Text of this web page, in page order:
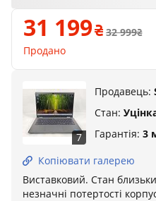
31 199
32 999
Продано
7
Продавець:
Стан:
Гарантія: 3
Копіювати галерею
Виставковий. Стан
незначні потертості